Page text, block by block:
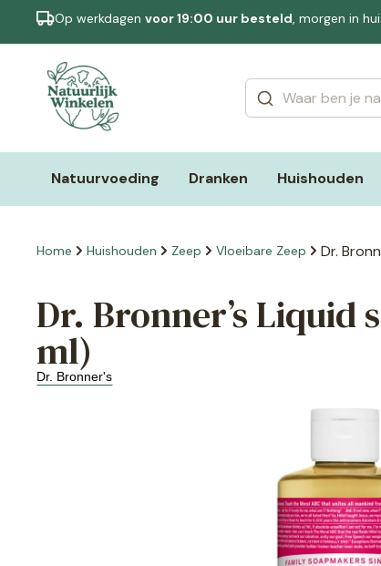
Op werkdagen voor 19:00 uur besteld, morgen in
Natuurvoeding Dranken Huishouden
Home Huishouden Zeep Vloeibare Zeep Dr.
Dr. Bronner’s Liquid
ml)
Dr. Bronner's